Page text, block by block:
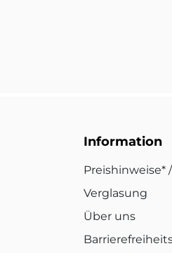
Information
Preishinweise*
Verglasung
Über uns